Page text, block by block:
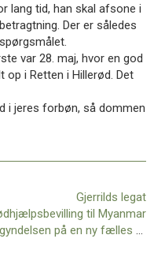
lang tid, han skal afsone i
Der er således
var 28. maj, hvor en god
op i Retten i Hillerød. Det
i jeres forbøn, så dommen
Gjerrilds legat
til Myanmar
Genstart2025: Begyndelsen på en ny fælles vej